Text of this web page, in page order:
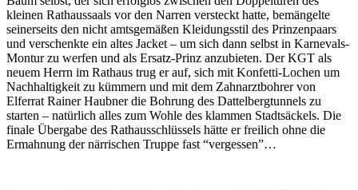
kleinen Rathaussaals vor den Narren versteckt hatte, bemängelte
seinerseits den nicht amtsgemäßen Kleidungsstil des Prinzenpaars
und verschenkte ein altes Jacket – um sich dann selbst in Karnevals-
Montur zu werfen und als Ersatz-Prinz anzubieten. Der KGT als
neuem Herrn im Rathaus trug er auf, sich mit Konfetti-Lochen um
Nachhaltigkeit zu kümmern und mit dem Zahnarztbohrer von
Elferrat Rainer Haubner die Bohrung des Dattelbergtunnels zu
starten – natürlich alles zum Wohle des klammen Stadtsäckels. Die
finale Übergabe des Rathausschlüssels hätte er freilich ohne die
Ermahnung der närrischen Truppe fast “vergessen”…